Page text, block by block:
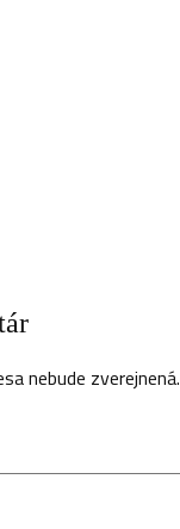
nebude zverejnená.